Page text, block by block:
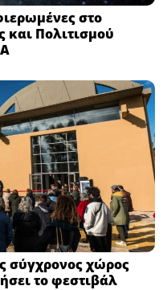
στο
και Πολιτισμού
σύγχρονος χώρος
το φεστιβάλ